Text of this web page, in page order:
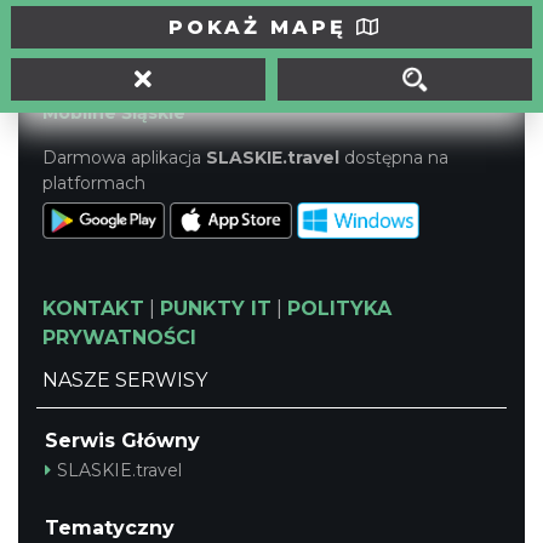
POKAŻ MAPĘ
tel./fax (32) 673-33-64, fax (32) 673-37-98
Portal powstał w ramach projektu
Mobilne Śląskie
Darmowa aplikacja SLASKIE.travel dostępna na
platformach
KONTAKT PUNKTY IT
POLITYKA
PRYWATNOŚCI
NASZE SERWISY
Serwis Główny
SLASKIE.travel
Tematyczny